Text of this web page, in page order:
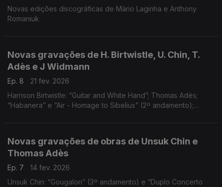
Novas edições discográficas de Mário Laginha e Anthony
Romaniuk
Novas gravações de H. Birtwistle, U. Chin, T.
Adès e J Widmann
Ep. 8
21 fev. 2026
Harrison Birtwistle: “Guitar and White Hand”; Thomas Adès;
“Habanera” e “Air - Homage to Sibelius” (2º andamento);
Novas gravações de obras de Unsuk Chin e
Thomas Adès
Ep. 7
14 fev. 2026
Unsuk Chin: “Gougalon” (3º andamento) e “Duplo Concerto